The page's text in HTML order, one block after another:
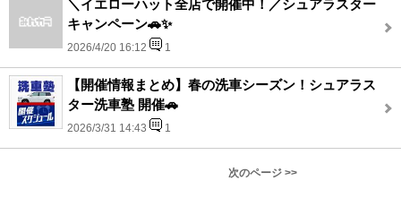
＼イエローハット全店で開催中！／シュアラスター
キャンペーン🚗✨
2026/4/20 16:12 1
【開催情報まとめ】春の洗車シーズン！シュアラス
ター洗車塾 開催🚗
2026/3/31 14:43 1
次のページ >>